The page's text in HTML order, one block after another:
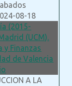
08-18
(2015-
(UCM).
y Finanzas
de Valencia
A LA